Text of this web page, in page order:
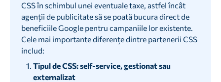
CSS în schimbul unei eventuale taxe, astfel încât
agenții de publicitate să se poată bucura direct de
beneficiile Google pentru campaniile lor existente.
Cele mai importante diferențe dintre partenerii CSS
includ:
Tipul de CSS: self-service, gestionat sau
externalizat